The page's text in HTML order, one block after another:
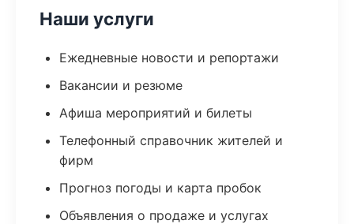
Наши услуги
Ежедневные новости и репортажи
Вакансии и резюме
Афиша мероприятий и билеты
Телефонный справочник жителей и
фирм
Прогноз погоды и карта пробок
Объявления о продаже и услугах